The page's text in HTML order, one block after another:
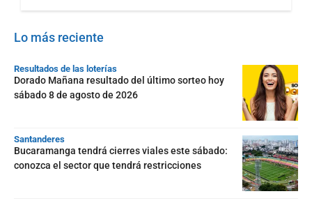
Lo más reciente
Resultados de las loterías
Dorado Mañana resultado del último sorteo hoy
sábado 8 de agosto de 2026
Santanderes
Bucaramanga tendrá cierres viales este sábado:
conozca el sector que tendrá restricciones